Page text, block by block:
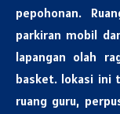
pepohonan.
parkiran mobil
lapangan olah
basket. lokasi ini
ruang guru,